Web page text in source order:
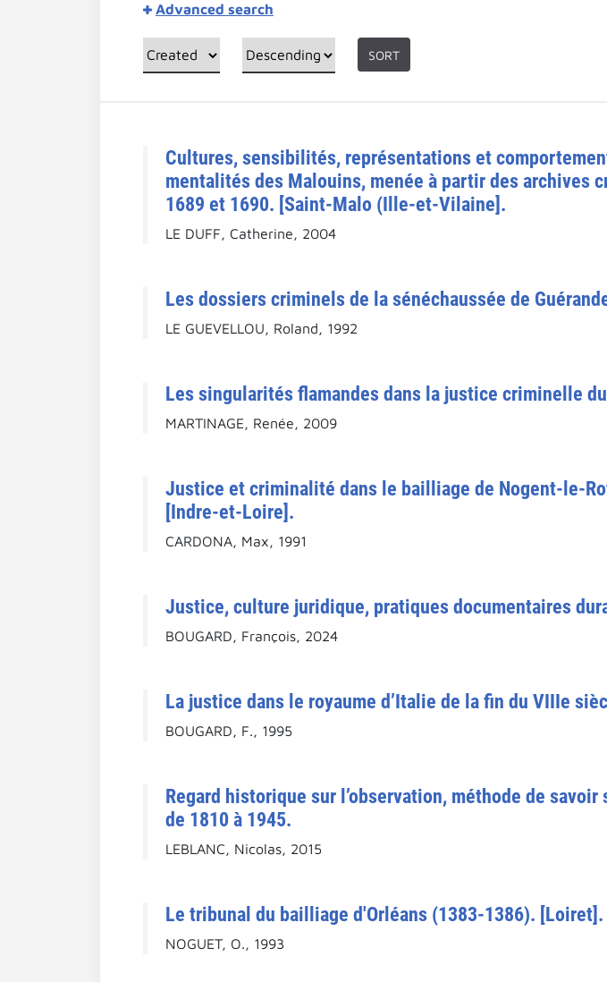
Advanced search
SORT
Cultures, sensibilités, représentations et
mentalités des Malouins, menée à partir des
1689 et 1690. [Saint-Malo (Ille-et-Vilaine].
LE DUFF, Catherine, 2004
Les dossiers criminels de la sénéchaussée de
LE GUEVELLOU, Roland, 1992
Les singularités flamandes dans la justice criminelle
MARTINAGE, Renée, 2009
Justice et criminalité dans le bailliage de Nogent-le-
[Indre-et-Loire].
CARDONA, Max, 1991
Justice, culture juridique, pratiques documentaires
BOUGARD, François, 2024
La justice dans le royaume d’Italie de la fin du VIIIe
BOUGARD, F., 1995
Regard historique sur l’observation, méthode de
de 1810 à 1945.
LEBLANC, Nicolas, 2015
Le tribunal du bailliage d'Orléans (1383-1386). [Loiret].
NOGUET, O., 1993